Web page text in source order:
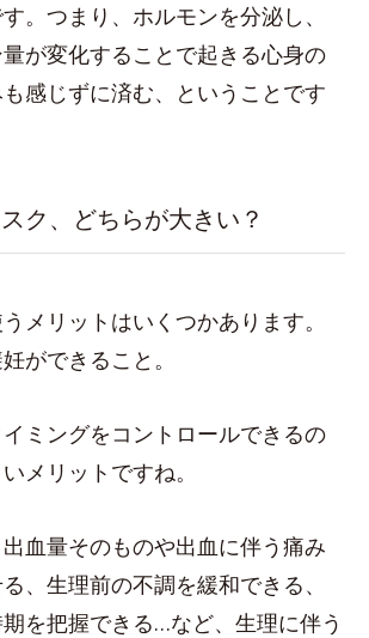
。つまり、ホルモンを分泌し、
が変化することで起きる心身の
感じずに済む、ということです
ク、どちらが大きい？
メリットはいくつかあります。
ができること。
ミングをコントロールできるの
メリットですね。
血量そのものや出血に伴う痛み
、生理前の不調を緩和できる、
を把握できる…など、生理に伴う